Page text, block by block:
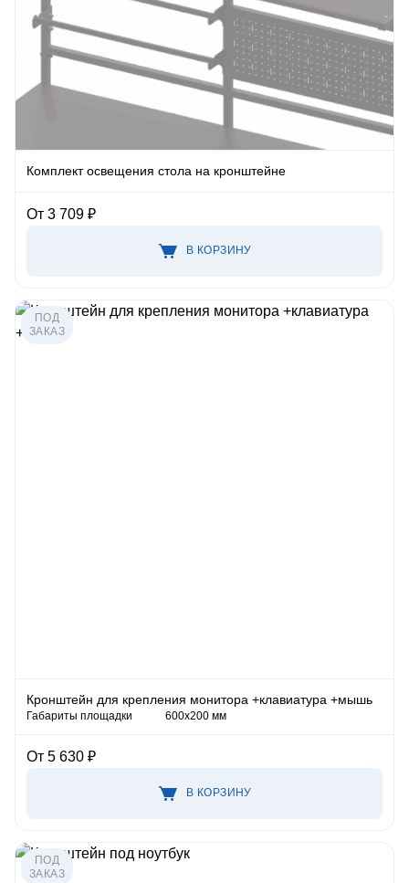
Комплект освещения стола на кронштейне
От 3 709 ₽
В КОРЗИНУ
Кронштейн для крепления монитора +клавиатура +мышь
Габариты площадки 600х200 мм
От 5 630 ₽
В КОРЗИНУ
ПОД
ЗАКАЗ
ПОД
ЗАКАЗ